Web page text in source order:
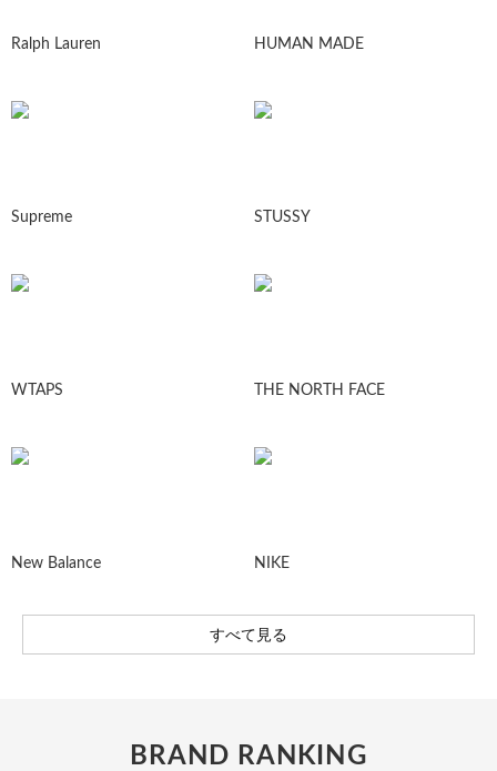
Ralph Lauren HUMAN MADE
Supreme STUSSY
WTAPS THE NORTH FACE
New Balance NIKE
すべて見る
BRAND RANKING